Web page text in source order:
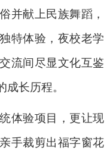
并献上民族舞蹈，
特体验，夜校老学
流间尽显文化互鉴
长历程。
验项目，更让现
手裁剪出福字窗花